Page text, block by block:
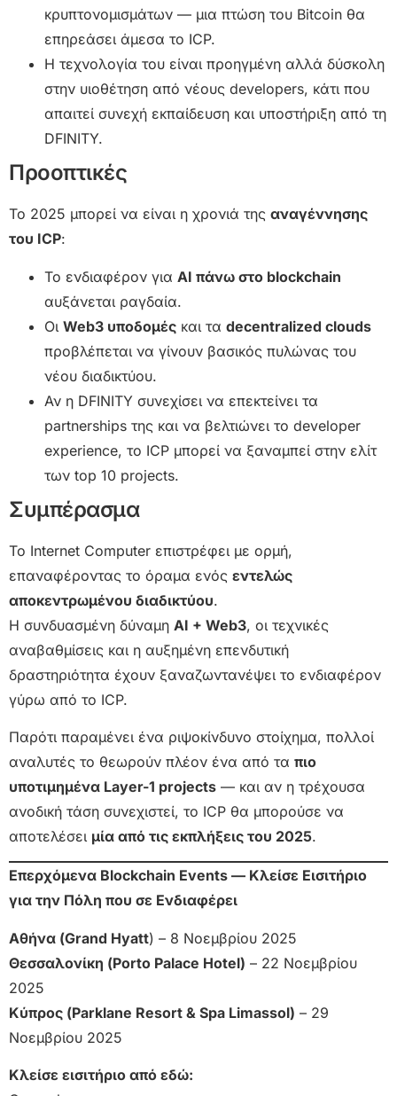
κρυπτονομισμάτων — μια πτώση του Bitcoin θα
επηρεάσει άμεσα το ICP.
Η τεχνολογία του είναι προηγμένη αλλά δύσκολη
στην υιοθέτηση από νέους developers, κάτι που
απαιτεί συνεχή εκπαίδευση και υποστήριξη από τη
DFINITY.
Προοπτικές
Το 2025 μπορεί να είναι η χρονιά της αναγέννησης
του ICP:
Το ενδιαφέρον για AI πάνω στο blockchain
αυξάνεται ραγδαία.
Οι Web3 υποδομές και τα decentralized clouds
προβλέπεται να γίνουν βασικός πυλώνας του
νέου διαδικτύου.
Αν η DFINITY συνεχίσει να επεκτείνει τα
partnerships της και να βελτιώνει το developer
experience, το ICP μπορεί να ξαναμπεί στην ελίτ
των top 10 projects.
Συμπέρασμα
Το Internet Computer επιστρέφει με ορμή,
επαναφέροντας το όραμα ενός εντελώς
αποκεντρωμένου διαδικτύου.
Η συνδυασμένη δύναμη AI + Web3, οι τεχνικές
αναβαθμίσεις και η αυξημένη επενδυτική
δραστηριότητα έχουν ξαναζωντανέψει το ενδιαφέρον
γύρω από το ICP.
Παρότι παραμένει ένα ριψοκίνδυνο στοίχημα, πολλοί
αναλυτές το θεωρούν πλέον ένα από τα πιο
υποτιμημένα Layer-1 projects — και αν η τρέχουσα
ανοδική τάση συνεχιστεί, το ICP θα μπορούσε να
αποτελέσει μία από τις εκπλήξεις του 2025.
Επερχόμενα Blockchain Events — Κλείσε Εισιτήριο
για την Πόλη που σε Ενδιαφέρει
Αθήνα (Grand Hyatt) – 8 Νοεμβρίου 2025
Θεσσαλονίκη (Porto Palace Hotel) – 22 Νοεμβρίου
2025
Κύπρος (Parklane Resort & Spa Limassol) – 29
Νοεμβρίου 2025
Κλείσε εισιτήριο από εδώ: